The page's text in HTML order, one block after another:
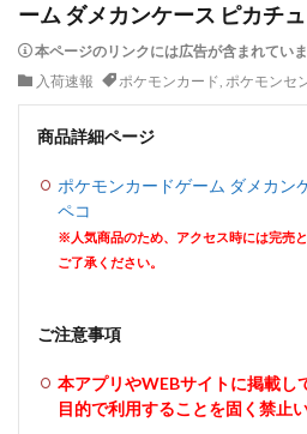
ーム ダメカンケース ピカチ
本ページのリンクには広告が含まれていま
入荷速報
ポケモンカード, ポケモンセ
商品詳細ページ
ポケモンカードゲーム ダメカン
ペコ
※人気商品のため、アクセス時には完売
ご了承ください。
ご注意事項
本アプリやWEBサイトに掲載し
目的で利用することを固く禁止